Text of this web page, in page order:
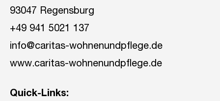
93047 Regensburg
+49 941 5021 137
info@caritas-wohnenundpflege.de
www.caritas-wohnenundpflege.de
Quick-Links: